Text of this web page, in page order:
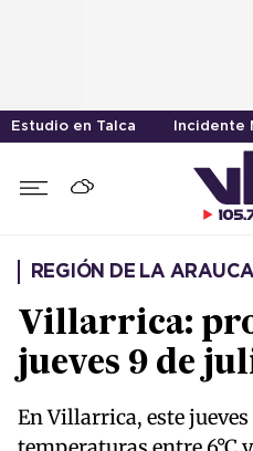
Estudio en Talca Incidente
REGIÓN DE LA
Villarrica:
jueves 9 de
En Villarrica, este